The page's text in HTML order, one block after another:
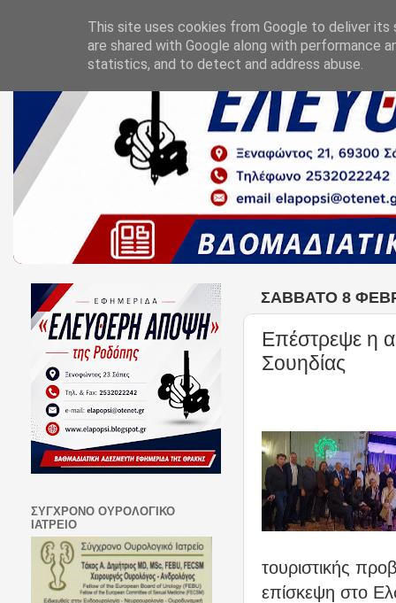
ΣΆΒΒΑΤΟ 8
Επέστρεψε η
Σουηδίας
τουριστικής
επίσκεψη στο
ΣΥΓΧΡΟΝΟ ΟΥΡΟΛΟΓΙΚΟ
ΙΑΤΡΕΙΟ
This site uses cookies from Google to deliver its
are shared with Google along with performance
statistics, and to detect and address abuse.